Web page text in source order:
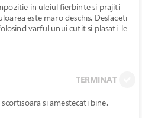
in uleiul fierbinte si prajiti
este maro deschis. Desfaceti
varful unui cutit si plasati-le
TERMINAT
si amestecati bine.